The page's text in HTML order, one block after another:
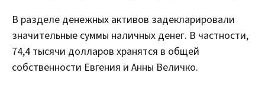
В разделе денежных активов задекларировали
значительные суммы наличных денег. В частности,
74,4 тысячи долларов хранятся в общей
собственности Евгения и Анны Величко.